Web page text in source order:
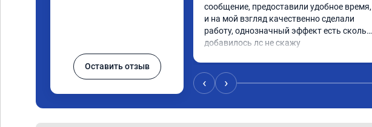
Оставить отзыв
сообщение, предоставили удобное время,
и на мой взгляд качественно сделали
работу, однозначный эффект есть сколько
добавилось лс не скажу
‹ ›